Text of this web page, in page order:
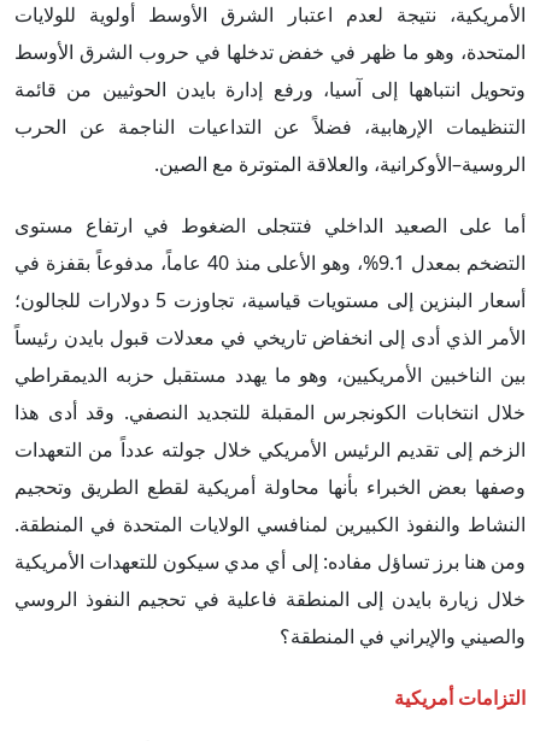
الأمريكية، نتيجة لعدم اعتبار الشرق الأوسط أولوية للولايات
المتحدة، وهو ما ظهر في خفض تدخلها في حروب الشرق الأوسط
وتحويل انتباهها إلى آسيا، ورفع إدارة بايدن الحوثيين من قائمة
التنظيمات الإرهابية، فضلاً عن التداعيات الناجمة عن الحرب
الروسية–الأوكرانية، والعلاقة المتوترة مع الصين.
أما على الصعيد الداخلي فتتجلى الضغوط في ارتفاع مستوى
التضخم بمعدل 9.1%، وهو الأعلى منذ 40 عاماً، مدفوعاً بقفزة في
أسعار البنزين إلى مستويات قياسية، تجاوزت 5 دولارات للجالون؛
الأمر الذي أدى إلى انخفاض تاريخي في معدلات قبول بايدن رئيساً
بين الناخبين الأمريكيين، وهو ما يهدد مستقبل حزبه الديمقراطي
خلال انتخابات الكونجرس المقبلة للتجديد النصفي. وقد أدى هذا
الزخم إلى تقديم الرئيس الأمريكي خلال جولته عدداً من التعهدات
وصفها بعض الخبراء بأنها محاولة أمريكية لقطع الطريق وتحجيم
النشاط والنفوذ الكبيرين لمنافسي الولايات المتحدة في المنطقة.
ومن هنا برز تساؤل مفاده: إلى أي مدي سيكون للتعهدات الأمريكية
خلال زيارة بايدن إلى المنطقة فاعلية في تحجيم النفوذ الروسي
والصيني والإيراني في المنطقة؟
التزامات أمريكية